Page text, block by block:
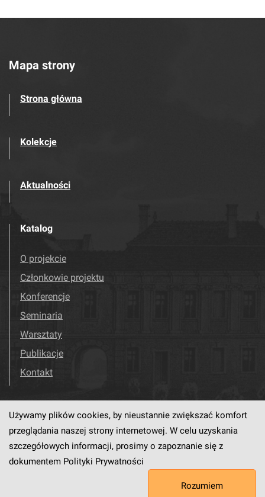
Mapa strony
Strona główna
Kolekcje
Aktualności
Katalog
O projekcie
Członkowie projektu
Konferencje
Seminaria
Warsztaty
Publikacje
Kontakt
Odwiedź nas! Facebook
Używamy plików cookies, by nieustannie zwiększać komfort
przeglądania naszej strony internetowej. W celu uzyskania
szczegółowych informacji, prosimy o zapoznanie się z
dokumentem Polityki Prywatności
Rozumiem